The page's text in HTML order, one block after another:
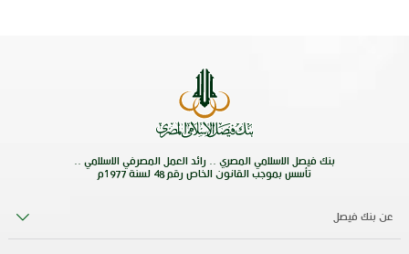
بنك فيصل الاسلامي المصري .. رائد العمل المصرفي الاسلامي ..
تأسس بموجب القانون الخاص رقم 48 لسنة 1977م
عن بنك فيصل